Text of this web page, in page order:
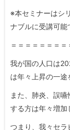
※本セミナーはシ
ナブルに受講可能
＝＝＝＝＝＝＝
我が国の人口は
は年々上昇の一途
また、肺炎、誤
する方は年々増加
つまり、我々セ